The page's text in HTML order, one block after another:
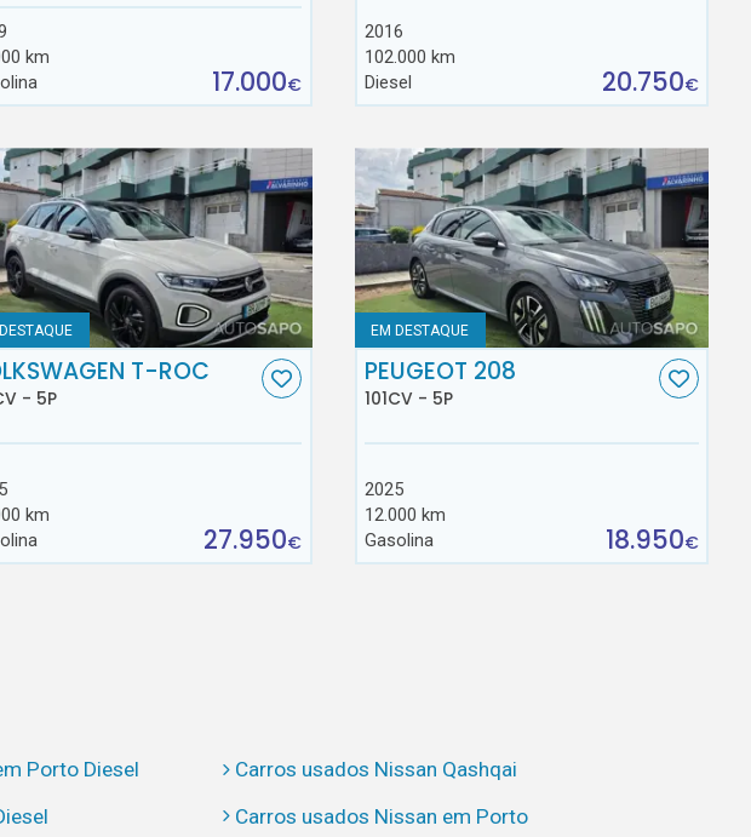
km
17.000€
2016
102.000 km
Diesel
20.750€
T-ROC
- 5P
km
27.950€
EM DESTAQUE
PEUGEOT 208
101CV - 5P
2025
12.000 km
Gasolina
18.950€
Porto Diesel
Carros usados Nissan Qashqai
Carros usados Nissan em Porto